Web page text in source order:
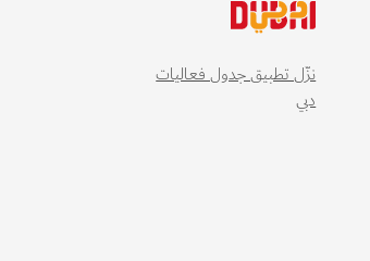
نزّل تطبيق جدول فعاليات
دبي